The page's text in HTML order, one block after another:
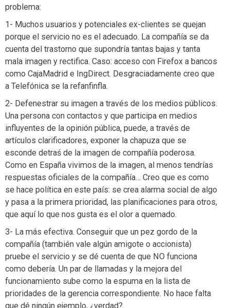
problema:
1- Muchos usuarios y potenciales ex-clientes se quejan
porque el servicio no es el adecuado. La compañía se da
cuenta del trastorno que supondría tantas bajas y tanta
mala imagen y rectifica. Caso: acceso con Firefox a bancos
como CajaMadrid e IngDirect. Desgraciadamente creo que
a Telefónica se la refanfinfla.
2- Defenestrar su imagen a través de los medios públicos.
Una persona con contactos y que participa en medios
influyentes de la opinión pública, puede, a través de
artículos clarificadores, exponer la chapuza que se
esconde detraś de la imagen de compañía poderosa.
Como en España vivimos de la imagen, al menos tendrías
respuestas oficiales de la compañía… Creo que es como
se hace política en este país: se crea alarma social de algo
y pasa a la primera prioridad, las planificaciones para otros,
que aquí lo que nos gusta es el olor a quemado.
3- La más efectiva. Conseguir que un pez gordo de la
compañía (también vale algún amigote o accionista)
pruebe el servicio y se dé cuenta de que NO funciona
como debería. Un par de llamadas y la mejora del
funcionamiento sube como la espuma en la lista de
prioridades de la gerencia correspondiente. No hace falta
que dé ningún ejemplo, ¿verdad?.